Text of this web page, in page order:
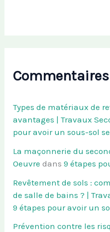
Types de matériaux de
avantages | Travaux
pour avoir un sous-sol
La maçonnerie du
Oeuvre dans9 étapes
Revêtement de sols :
de salle de bains ? |
9 étapes pour avoir un
Prévention contre les